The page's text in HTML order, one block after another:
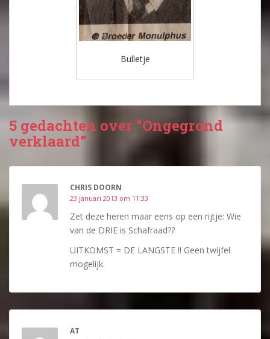
Bulletje
5 gedachten over “Ongegrond
verklaard”
CHRIS DOORN
23 januari 2013 om 11:33
Zet deze heren maar eens op een rijtje: Wie
van de DRIE is Schafraad??
UITKOMST = DE LANGSTE !! Geen twijfel
mogelijk.
AT